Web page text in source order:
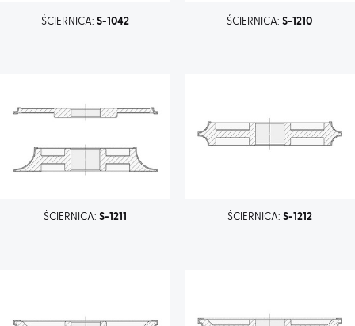
ŚCIERNICA:S-1042 ŚCIERNICA:S-1210
ŚCIERNICA:S-1211 ŚCIERNICA: S-1212